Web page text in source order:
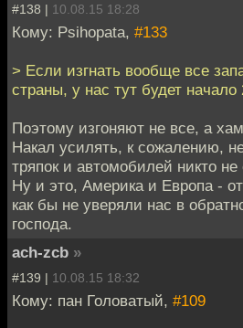
#138 | 10.08.15 18:28
Кому: Psihopata, #133
> Если изгнать вообще все
страны, у нас тут будет начало
Поэтому изгоняют не все, а
Накал усилять, к сожалению,
тряпок и автомобилей никто не
Ну и это, Америка и Европа -
как бы не уверяли нас в
господа.
ach-zcb »
#139 | 10.08.15 18:32
Кому: пан Головатый, #109